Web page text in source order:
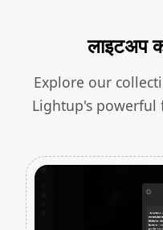
लाइटअप
Explore our
Lightup's powerful